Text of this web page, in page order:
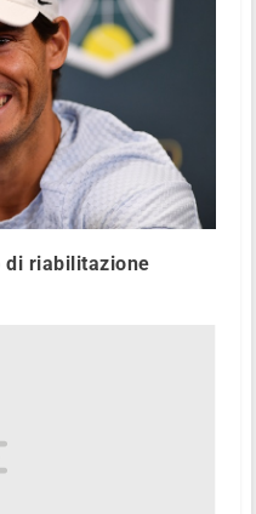
di riabilitazione